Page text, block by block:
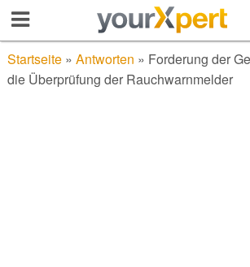
Startseite» Antworten » Forderung der
die Überprüfung der Rauchwarnmelder